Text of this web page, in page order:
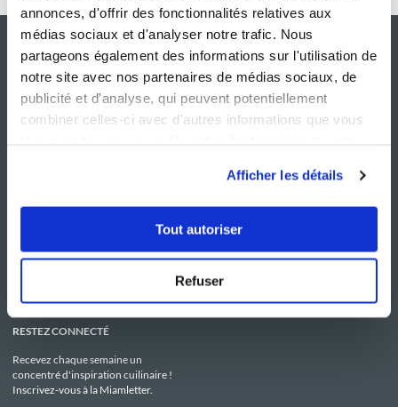
annonces, d'offrir des fonctionnalités relatives aux
médias sociaux et d'analyser notre trafic. Nous
partageons également des informations sur l'utilisation de
notre site avec nos partenaires de médias sociaux, de
publicité et d'analyse, qui peuvent potentiellement
combiner celles-ci avec d'autres informations que vous
Afficher les détails
Tout autoriser
Refuser
Le Mag'
Boutique
C.G.U
Politique de confidentialité
Utilisation des Cookies
RESTEZ CONNECTÉ
Recevez chaque semaine un
concentré d'inspiration cuilinaire !
Inscrivez-vous à la Miamletter.